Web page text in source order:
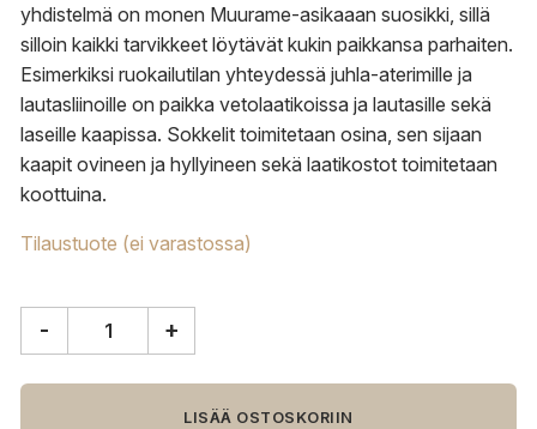
yhdistelmä on monen Muurame-asikaaan suosikki, sillä
silloin kaikki tarvikkeet löytävät kukin paikkansa parhaiten.
Esimerkiksi ruokailutilan yhteydessä juhla-aterimille ja
lautasliinoille on paikka vetolaatikoissa ja lautasille sekä
laseille kaapissa. Sokkelit toimitetaan osina, sen sijaan
kaapit ovineen ja hyllyineen sekä laatikostot toimitetaan
koottuina.
Tilaustuote (ei varastossa)
senkki,
- +
LISÄÄ OSTOSKORIIN